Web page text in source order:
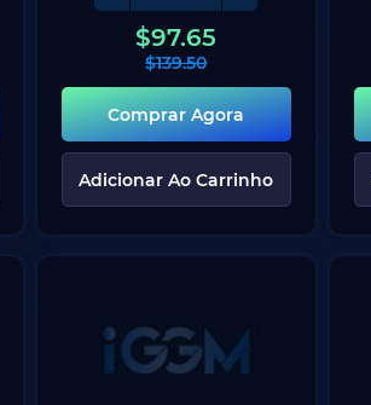
$97.65
$139.50
Comprar Agora
Adicionar Ao Carrinho